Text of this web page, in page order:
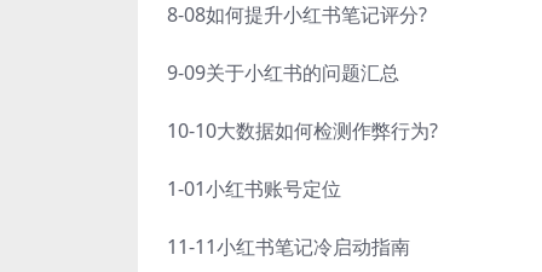
8-08如何提升小红书笔记评分?
9-09关于小红书的问题汇总
10-10大数据如何检测作弊行为?
1-01小红书账号定位
11-11小红书笔记冷启动指南